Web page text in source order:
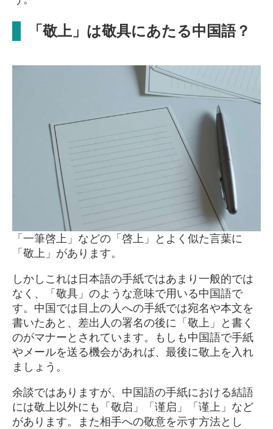
「敬上」は敬具にあたる中国語？
「一筆啓上」などの「啓上」とよく似た言葉に
「敬上」があります。
しかしこれは日本語の手紙ではあまり一般的では
なく、「敬具」のような意味で用いる中国語で
す。中国では目上の人への手紙では宛名や本文を
書いたあと、差出人の署名の後に「敬上」と書く
のがマナーとされています。もしも中国語で手紙
やメールを送る機会があれば、最後に敬上を入れ
ましょう。
余談ではありますが、中国語の手紙における結語
には敬上以外にも「敬启」「谨启」「谨上」など
があります。また相手への敬意を示す方法とし